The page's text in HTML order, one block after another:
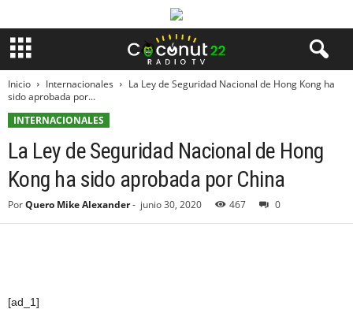
Inicio Internacionales
La Ley de Seguridad Nacional de Hong Kong ha
sido aprobada por...
INTERNACIONALES
La Ley de Seguridad Nacional de Hong
Kong ha sido aprobada por China
PorQuero Mike Alexander- junio 30, 2020 467 0
[ad_1]